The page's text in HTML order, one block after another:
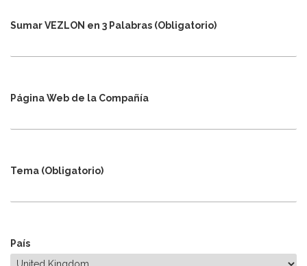
Sumar VEZLON en 3 Palabras (Obligatorio)
Página Web de la Compañía
Tema (Obligatorio)
País